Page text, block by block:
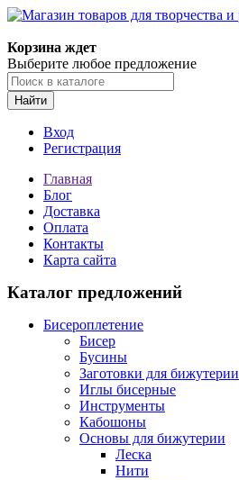
Корзина ждет
Выберите любое предложение
Найти
Вход
Регистрация
Главная
Блог
Доставка
Оплата
Контакты
Карта сайта
Каталог предложений
Бисероплетение
Бисер
Бусины
Заготовки для бижутерии
Иглы бисерные
Инструменты
Кабошоны
Основы для бижутерии
Леска
Нити